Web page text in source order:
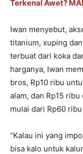
Terkenal Awet?
Iwan menyebut,
titanium, xuping
terbuat dari koka
harganya, Iwan
bros, Rp10 ribu
alam, dan Rp15
mulai dari Rp60
“Kalau ini yang
bisa kalo untuk